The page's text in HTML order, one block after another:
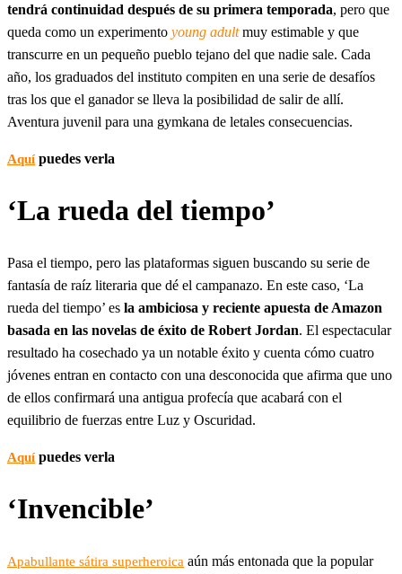
tendrá continuidad después de su primera temporada, pero que
queda como un experimento young adultmuy estimable y que
transcurre en un pequeño pueblo tejano del que nadie sale. Cada
año, los graduados del instituto compiten en una serie de desafíos
tras los que el ganador se lleva la posibilidad de salir de allí.
Aventura juvenil para una gymkana de letales consecuencias.
Aquípuedes verla
‘La rueda del tiempo’
Pasa el tiempo, pero las plataformas siguen buscando su serie de
fantasía de raíz literaria que dé el campanazo. En este caso, ‘La
rueda del tiempo’ es la ambiciosa y reciente apuesta de Amazon
basada en las novelas de éxito de Robert Jordan. El espectacular
resultado ha cosechado ya un notable éxito y cuenta cómo cuatro
jóvenes entran en contacto con una desconocida que afirma que uno
de ellos confirmará una antigua profecía que acabará con el
equilibrio de fuerzas entre Luz y Oscuridad.
Aquípuedes verla
‘Invencible’
Apabullante sátira superheroica aún más entonada que la popular